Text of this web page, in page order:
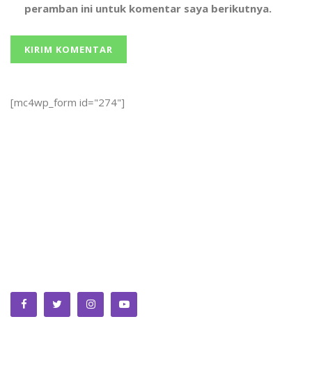
peramban ini untuk komentar saya berikutnya.
[mc4wp_form id="274"]